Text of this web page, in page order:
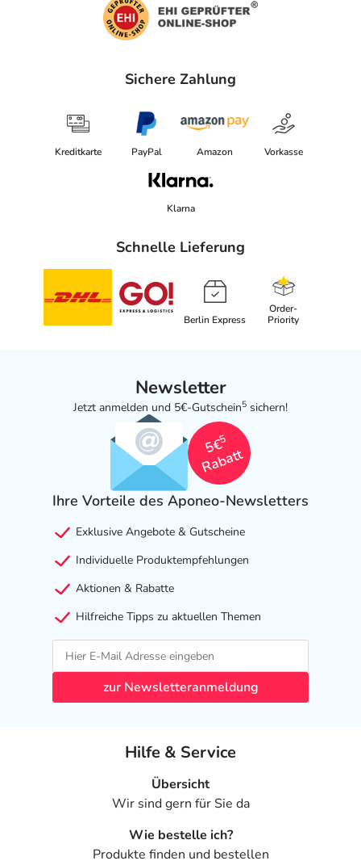
Sichere Zahlung
Kreditkarte PayPal Amazon Vorkasse
Klarna
Schnelle Lieferung
Berlin Express
Order-
Priority
Newsletter
Jetzt anmelden und 5€-Gutschein5 sichern!
5€
5
Rabatt
Ihre Vorteile des Aponeo-Newsletters
Exklusive Angebote & Gutscheine
Individuelle Produktempfehlungen
Aktionen & Rabatte
Hilfreiche Tipps zu aktuellen Themen
zur Newsletteranmeldung
Hilfe & Service
Übersicht
Wir sind gern für Sie da
Wie bestelle ich?
Produkte finden und bestellen